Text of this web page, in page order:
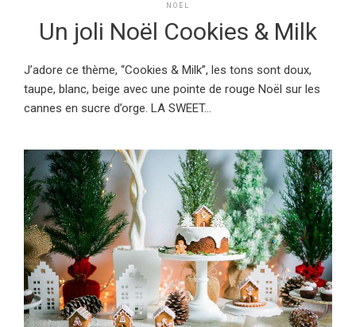
NOËL
Un joli Noël Cookies & Milk
J’adore ce thème, “Cookies & Milk”, les tons sont doux,
taupe, blanc, beige avec une pointe de rouge Noël sur les
cannes en sucre d’orge. LA SWEET...